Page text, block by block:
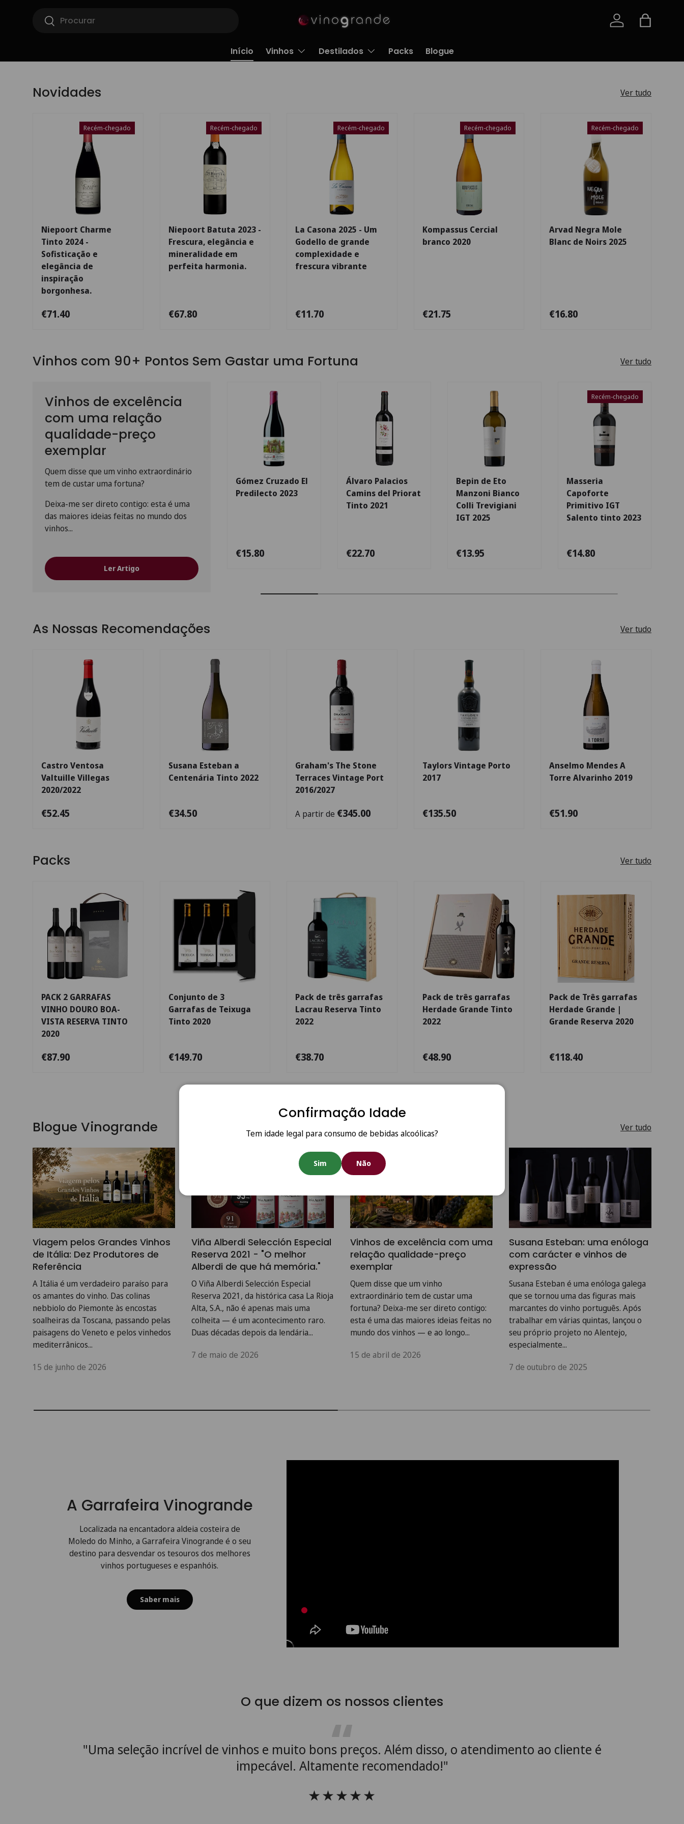
Ir para o conteúdo
Pesquisar
Pesquisar Iniciar sessão
Saco
Início Vinhos Destilados Packs Blogue
Novidades Ver tudo
Recém-chegado
Niepoort Charme
Tinto 2024 -
Sofisticação e
elegância de
inspiração
borgonhesa.
€71.40
Recém-chegado
Niepoort Batuta 2023 -
Frescura, elegância e
mineralidade em
perfeita harmonia.
€67.80
Recém-chegado
La Casona 2025 - Um
Godello de grande
complexidade e
frescura vibrante
€11.70
Recém-chegado
Kompassus Cercial
branco 2020
€21.75
Recém-chegado
Arvad Negra Mole
Blanc de Noirs 2025
€16.80
Vinhos com 90+ Pontos Sem Gastar uma Fortuna Ver tudo
Vinhos de excelência
com uma relação
qualidade-preço
exemplar
Quem disse que um vinho extraordinário
tem de custar uma fortuna?
Deixa-me ser direto contigo: esta é uma
das maiores ideias feitas no mundo dos
vinhos...
Ler Artigo
Gómez Cruzado El
Predilecto 2023
€15.80
Álvaro Palacios
Camins del Priorat
Tinto 2021
€22.70
Bepin de Eto
Manzoni Bianco
Colli Trevigiani
IGT 2025
€13.95
Recém-chegado
Masseria
Capoforte
Primitivo IGT
Salento tinto 2023
€14.80
As Nossas Recomendações Ver tudo
Castro Ventosa
Valtuille Villegas
2020/2022
€52.45
Susana Esteban a
Centenária Tinto 2022
€34.50
Graham's The Stone
Terraces Vintage Port
2016/2027
A partir de €345.00
Taylors Vintage Porto
2017
€135.50
Anselmo Mendes A
Torre Alvarinho 2019
€51.90
Packs Ver tudo
PACK 2 GARRAFAS
VINHO DOURO BOA-
VISTA RESERVA TINTO
2020
€87.90
Adicionar ao carrinho
Conjunto de 3
Garrafas de Teixuga
Tinto 2020
€149.70
Adicionar ao carrinho
Pack de três garrafas
Lacrau Reserva Tinto
2022
€38.70
Adicionar ao carrinho
Pack de três garrafas
Herdade Grande Tinto
2022
€48.90
Adicionar ao carrinho
Pack de Três garrafas
Herdade Grande |
Grande Reserva 2020
€118.40
Adicionar ao
Blogue Vinogrande Ver tudo
Viagem pelos Grandes Vinhos
de Itália: Dez Produtores de
Referência
A Itália é um verdadeiro paraíso para
os amantes do vinho. Das colinas
nebbiolo do Piemonte às encostas
soalheiras da Toscana, passando pelas
paisagens do Veneto e pelos vinhedos
mediterrânicos...
15 de junho de 2026
Viña Alberdi Selección Especial
Reserva 2021 - "O melhor
Alberdi de que há memória."
O Viña Alberdi Selección Especial
Reserva 2021, da histórica casa La Rioja
Alta, S.A., não é apenas mais uma
colheita — é um acontecimento raro.
Duas décadas depois da lendária...
7 de maio de 2026
Vinhos de excelência com uma
relação qualidade-preço
exemplar
Quem disse que um vinho
extraordinário tem de custar uma
fortuna? Deixa-me ser direto contigo:
esta é uma das maiores ideias feitas no
mundo dos vinhos — e ao longo...
15 de abril de 2026
Susana Esteban: uma enóloga
com carácter e vinhos de
expressão
Susana Esteban é uma enóloga galega
que se tornou uma das figuras mais
marcantes do vinho português. Após
trabalhar em várias quintas, lançou o
seu próprio projeto no Alentejo,
especialmente...
7 de outubro de 2025
A Garrafeira Vinogrande
Localizada na encantadora aldeia costeira de
Moledo do Minho, a Garrafeira Vinogrande é o seu
destino para desvendar os tesouros dos melhores
vinhos portugueses e espanhóis.
Saber mais
O que dizem os nossos clientes
"Uma seleção incrível de vinhos e muito bons preços. Além disso, o atendimento ao cliente é
impecável. Altamente recomendado!"
★★★★★
Confirmação Idade
Tem idade legal para consumo de bebidas alcoólicas?
Sim Não